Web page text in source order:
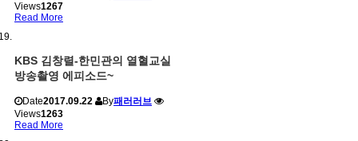
Views1267
Read More
KBS 김창렬-한민관의 열혈교실
방송촬영 에피소드~
Date2017.09.22 By패러러브
Views1263
Read More